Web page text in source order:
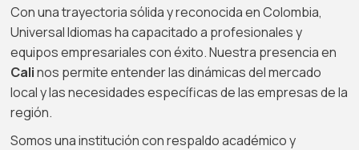
Con una trayectoria sólida y reconocida en Colombia,
Universal Idiomas ha capacitado a profesionales y
equipos empresariales con éxito. Nuestra presencia en
Calinos permite entender las dinámicas del mercado
local y las necesidades específicas de las empresas de la
región.
Somos una institución con respaldo académico y